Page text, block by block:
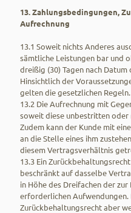
13. Zahlungsbedingungen,
Aufrechnung
13.1 Soweit nichts Anderes
sämtliche Leistungen bar und
dreißig (30) Tagen nach Datum
Hinsichtlich der
gelten die gesetzlichen Regeln.
13.2 Die Aufrechnung mit
soweit diese unbestritten
Zudem kann der Kunde mit
an die Stelle eines ihm
diesem Vertragsverhältnis
13.3 Ein
beschränkt auf dasselbe
in Höhe des Dreifachen der
erforderlichen Aufwendungen.
Zurückbehaltungsrecht aber